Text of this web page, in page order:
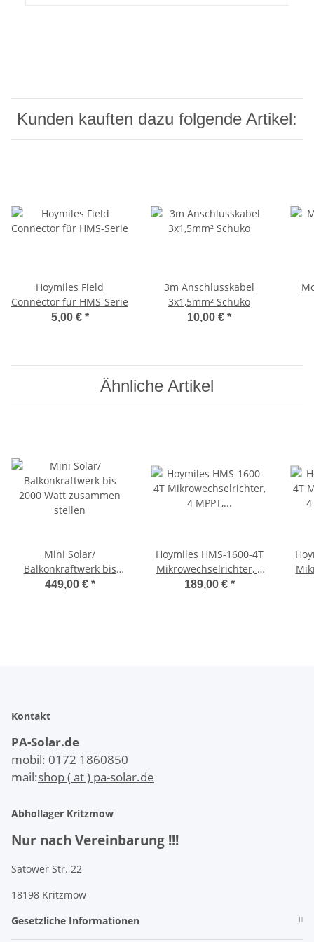
Kunden kauften dazu folgende Artikel:
Hoymiles Field
Connector für HMS-Serie
5,00 € *
3m Anschlusskabel
3x1,5mm² Schuko
10,00 € *
Ähnliche Artikel
Mini Solar/
Balkonkraftwerk bis
2000 Watt zusammen
449,00 € *
Hoymiles HMS-1600-4T
Mikrowechselrichter, 4
MPPT, einphasig (0% USt
189,00 € *
Kontakt
PA-Solar.de
mobil: 0172 1860850
mail:shop ( at ) pa-solar.de
Abhollager Kritzmow
Nur nach Vereinbarung !!!
Satower Str. 22
18198 Kritzmow
Gesetzliche Informationen